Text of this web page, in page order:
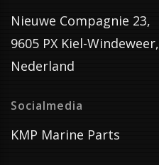
Nieuwe Compagnie 23,
9605 PX Kiel-Windeweer,
Nederland
Socialmedia
KMP Marine Parts